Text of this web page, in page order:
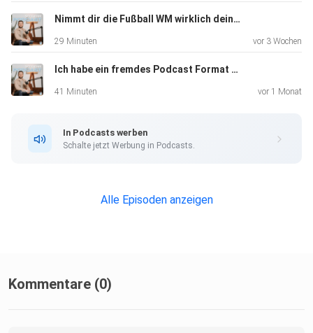
Sorge gut für dich selbst! Wer sich selbst etwas gönnt,
Schau auf YouTube vorbei:
Networking & Spaß für Anfänger und Profis.
Nimmt dir die Fußball WM wirklich deine Hörerschaft weg? (Ep. 258)
29 Minuten vor 3 Wochen
Ich habe ein fremdes Podcast Format gekapert! (Ep. 257)
41 Minuten vor 1 Monat
In Podcasts werben
Schalte jetzt Werbung in Podcasts.
Alle Episoden anzeigen
Kommentare (0)